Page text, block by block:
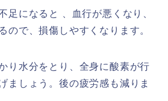
足になると 、血行が悪くなり、
ので、損傷しやすくなります。
り水分をとり、全身に酸素が行
ましょう。後の疲労感も減りま